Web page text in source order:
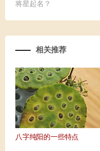
将星起名？
相关推荐
八字纯阳的一些特点